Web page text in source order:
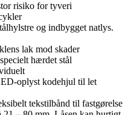
risiko for tyveri
og indbygget natlys.
lak mod skader
hærdet stål
oplyst kodehjul til let
tekstilbånd til fastgørelse